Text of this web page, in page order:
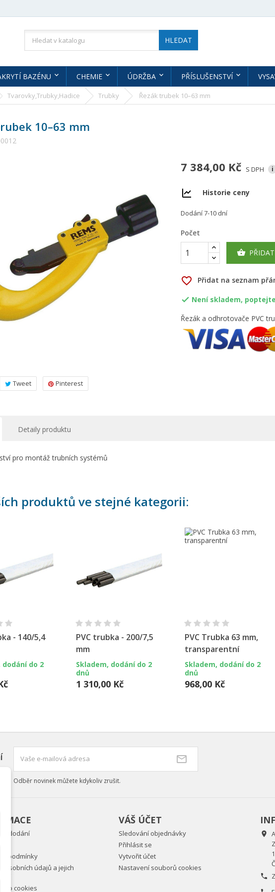
HLEDAT
BAZÉNU CHEMIE ÚDRŽBA PŘÍSLUŠENSTVÍ
Tvarovky,Trubky,Hadice Trubky Řezák trubek 10–63 mm
10–63 mm
Tweet Pinterest
7 384,00 Kč S DPH i
Historie ceny
Dodání 7-10 dní
Počet

favorite_border Přidat na seznam
 Není skladem,
Řezák a odhrotovače PVC
Detaily produktu
pro montáž trubních systémů
produktů ve stejné kategorii:
náhled
- 140/5,4
dodání do 2
Rychlý náhled
PVC trubka - 200/7,5
mm
Skladem, dodání do 2
dnů
1 310,00 Kč
Rychlý náhled
PVC Trubka 63 mm,
transparentní
Skladem, dodání do 2
dnů
968,00 Kč
Odběr novinek můžete kdykoliv zrušit.
dodání
podmínky
osobních údajů a jejich
o cookies
VÁŠ ÚČET
Sledování objednávky
Přihlásit se
Vytvořit účet
Nastavení souborů cookies


Create new list